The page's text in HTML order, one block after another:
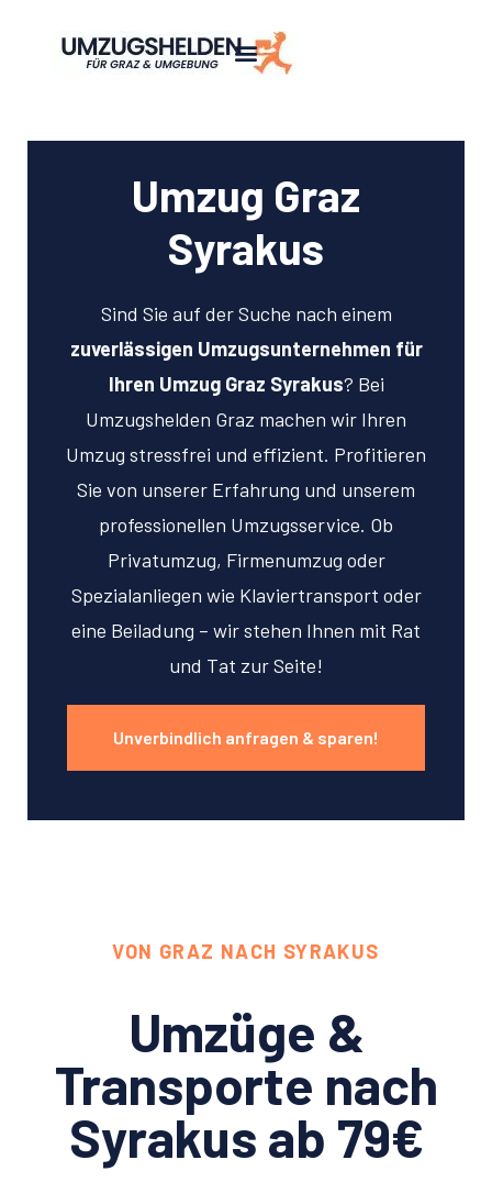
Umzug Graz
Syrakus
Sind Sie auf der Suche nach einem
zuverlässigen Umzugsunternehmen für
Ihren Umzug Graz Syrakus? Bei
Umzugshelden Graz machen wir Ihren
Umzug stressfrei und effizient. Profitieren
Sie von unserer Erfahrung und unserem
professionellen Umzugsservice. Ob
Privatumzug, Firmenumzug oder
Spezialanliegen wie Klaviertransport oder
eine Beiladung – wir stehen Ihnen mit Rat
und Tat zur Seite!
Unverbindlich anfragen & sparen!
VON GRAZ NACH SYRAKUS
Umzüge &
Transporte nach
Syrakus ab 79€